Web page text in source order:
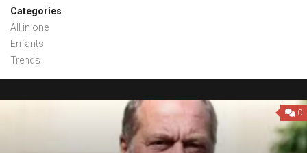
Categories
All in one
Enfants
Trends
0